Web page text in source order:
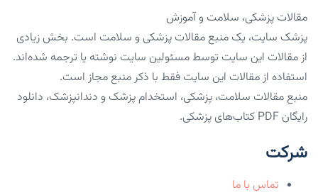
مقالات پزشکی، سلامت و آموزش
پزشک سایت، یک منبع مقالات پزشکی و سلامت است. بخش زیادی
از مقالات این سایت توسط مسئولین سایت نوشته یا ترجمه شده‌اند.
استفاده از مقالات این سایت فقط با ذکر منبع مجاز است.
منبع مقالات سلامت، پزشکی، استخدام پزشک و دندانپزشک، دانلود
رایگان PDF کتاب‌های پزشکی.
شرکت
تماس با ما